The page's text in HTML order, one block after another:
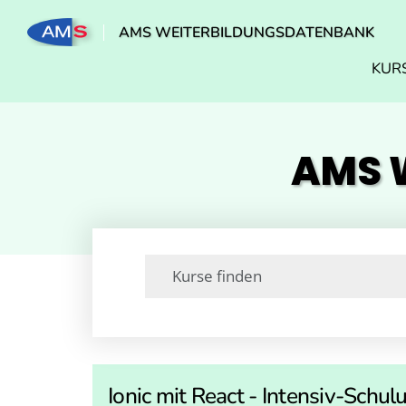
AMS WEITERBILDUNGSDATENBANK
AMS
Ionic mit React - Intensiv-